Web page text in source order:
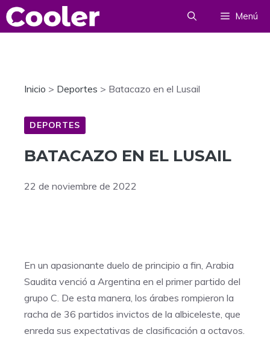
Saltar
al
Menú
Inicio > Deportes > Batacazo en el Lusail
DEPORTES
BATACAZO EN EL LUSAIL
22 de noviembre de 2022
En un apasionante duelo de principio a fin, Arabia
Saudita venció a Argentina en el primer partido del
grupo C. De esta manera, los árabes rompieron la
racha de 36 partidos invictos de la albiceleste, que
enreda sus expectativas de clasificación a octavos.